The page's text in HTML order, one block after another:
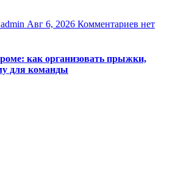
admin Авг 6, 2026 Комментариев нет
как организовать прыжки,
для команды